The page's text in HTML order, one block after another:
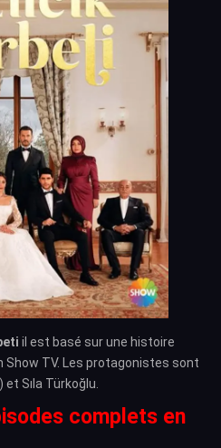
il est basé sur une histoire
Show TV. Les protagonistes sont
et Sıla Türkoğlu.
complets en